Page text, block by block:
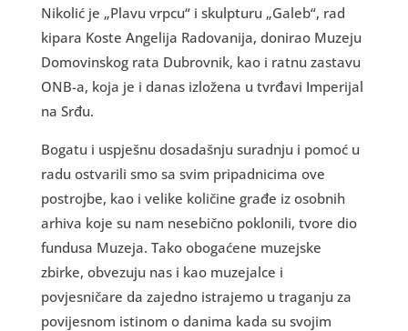
Nikolić je „Plavu vrpcu“ i skulpturu „Galeb“, rad
kipara Koste Angelija Radovanija, donirao Muzeju
Domovinskog rata Dubrovnik, kao i ratnu zastavu
ONB-a, koja je i danas izložena u tvrđavi Imperijal
na Srđu.
Bogatu i uspješnu dosadašnju suradnju i pomoć u
radu ostvarili smo sa svim pripadnicima ove
postrojbe, kao i velike količine građe iz osobnih
arhiva koje su nam nesebično poklonili, tvore dio
fundusa Muzeja. Tako obogaćene muzejske
zbirke, obvezuju nas i kao muzejalce i
povjesničare da zajedno istrajemo u traganju za
povijesnom istinom o danima kada su svojim